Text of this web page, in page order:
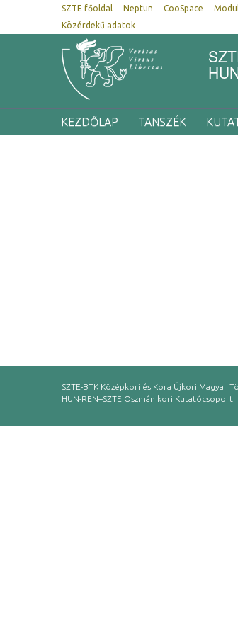
SZTE főoldal Neptun CooSpace
Közérdekű adatok
KEZDŐLAP TANSZÉK
SZTE-BTK Középkori és Kora Újkori Magyar
HUN-REN–SZTE Oszmán kori Kutatócsoport